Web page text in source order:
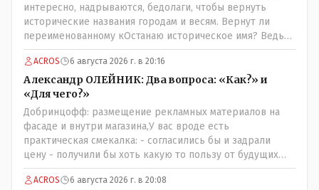
интересно, надрываются, бедолаги, чтобы вернуть
исторические названия городам и весям. Вернут ли
переименованному кОстанаю историческое имя? Ведь
для этого же эти она.. ономасты существуют)) Или тут
тоже двойной стандарт есть?
ACROS 6 августа 2026 г. в 20:16
Александр ОЛЕЙНИК: Два вопроса: «Как?» и
«Для чего?»
Добринцофф: размещение рекламных материалов на
фасаде и внутри магазина,У вас вроде есть
практическая смекалка: - согласились бы и задрали
цену - получили бы хоть какую то пользу от будущих
депутатов, как говориться- с паршивой овцы хоть
шерсти клок, тем более эта тётенька платила бы не со
ACROS 6 августа 2026 г. в 20:08